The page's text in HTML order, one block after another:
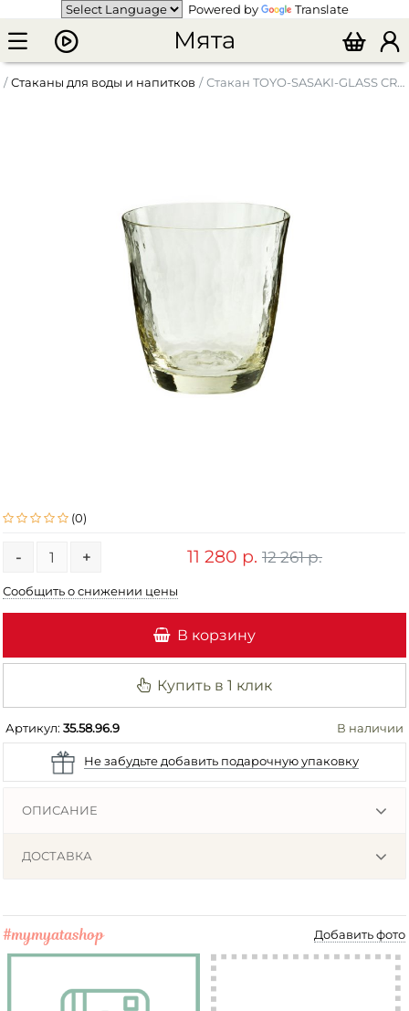
Powered by Translate
Мята
Стаканы для воды и напитков Стакан TOYO-SASAKI-GLASS CREAM 300 мл
(0)
- + 11 280 р. 12 261 р.
Сообщить о снижении цены
В корзину
Купить в 1 клик
Артикул:35.58.96.9 В наличии
Не забудьте добавить подарочную упаковку
ОПИСАНИЕ
ДОСТАВКА
#mymyatashop Добавить фото